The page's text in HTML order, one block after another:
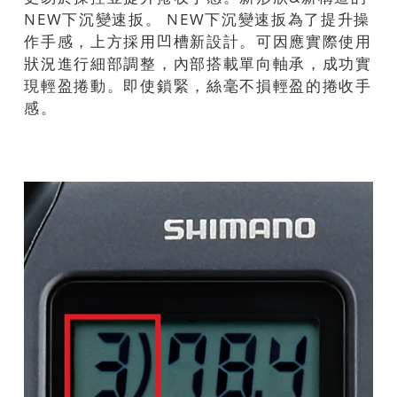
NEW下沉變速扳。 NEW下沉變速扳為了提升操
作手感，上方採用凹槽新設計。可因應實際使用
狀況進行細部調整，內部搭載單向軸承，成功實
現輕盈捲動。即使鎖緊，絲毫不損輕盈的捲收手
感。